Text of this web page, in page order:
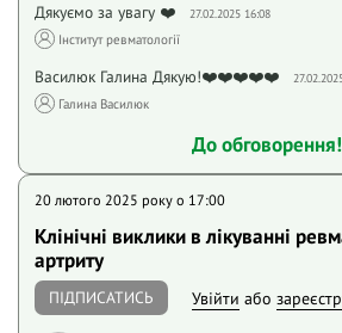
Дякуємо за увагу ❤️ 27.02.2025 16:08
Інститут ревматології
Василюк Галина Дякую!❤️❤️❤️❤️❤️
Галина Василюк
До обговорення!
20 лютого 2025 року o 17:00
Клінічні виклики в лікуванні
артриту
ПІДПИСАТИСЬ Увійти або